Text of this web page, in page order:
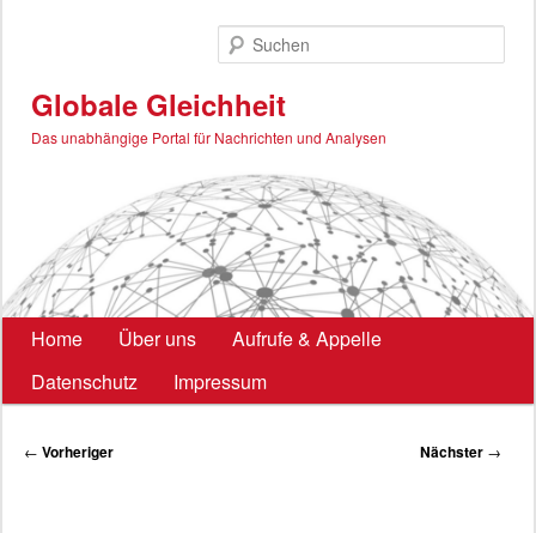
Globale Gleichheit
Das unabhängige Portal für Nachrichten und Analysen
Hauptmenü
Home Über uns
Aufrufe & Appelle
Datenschutz
Impressum
Beitragsnavigation
← Vorheriger Nächster →